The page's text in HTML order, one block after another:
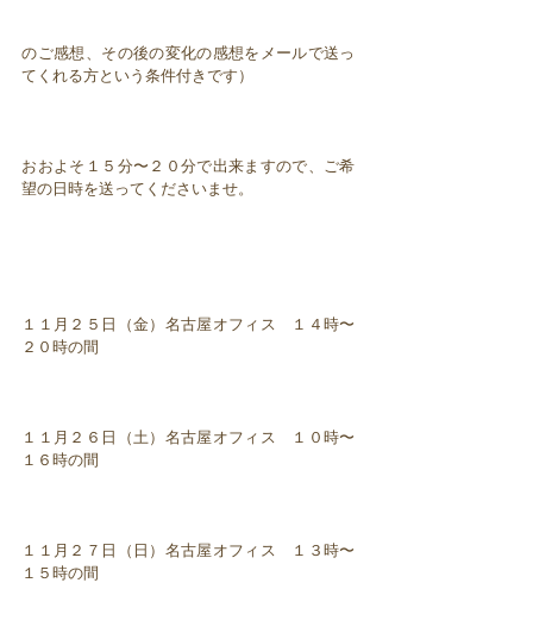
のご感想、その後の変化の感想をメールで送っ
てくれる方という条件付きです）
おおよそ１５分〜２０分で出来ますので、ご希
望の日時を送ってくださいませ。
１１月２５日（金）名古屋オフィス １４時〜
２０時の間
１１月２６日（土）名古屋オフィス １０時〜
１６時の間
１１月２７日（日）名古屋オフィス １３時〜
１５時の間